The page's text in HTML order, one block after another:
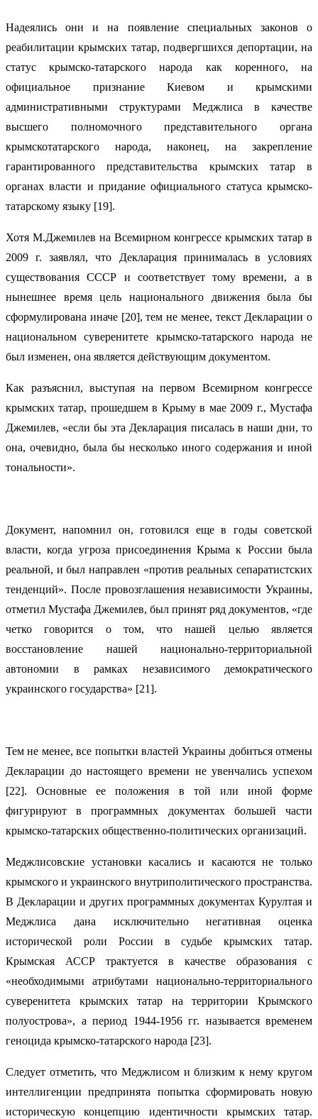
Надеялись они и на появление специальных законов о
реабилитации крымских татар, подвергшихся депортации, на
статус крымско-татарского народа как коренного, на
официальное признание Киевом и крымскими
административными структурами Меджлиса в качестве
высшего полномочного представительного органа
крымскотатарского народа, наконец, на закрепление
гарантированного представительства крымских татар в
органах власти и придание официального статуса крымско-
татарскому языку [19].
Хотя М.Джемилев на Всемирном конгрессе крымских татар в
2009 г. заявлял, что Декларация принималась в условиях
существования СССР и соответствует тому времени, а в
нынешнее время цель национального движения была бы
сформулирована иначе [20], тем не менее, текст Декларации о
национальном суверенитете крымско-татарского народа не
был изменен, она является действующим документом.
Как разъяснил, выступая на первом Всемирном конгрессе
крымских татар, прошедшем в Крыму в мае 2009 г., Мустафа
Джемилев, «если бы эта Декларация писалась в наши дни, то
она, очевидно, была бы несколько иного содержания и иной
тональности».
Документ, напомнил он, готовился еще в годы советской
власти, когда угроза присоединения Крыма к России была
реальной, и был направлен «против реальных сепаратистских
тенденций». После провозглашения независимости Украины,
отметил Мустафа Джемилев, был принят ряд документов, «где
четко говорится о том, что нашей целью является
восстановление нашей национально-территориальной
автономии в рамках независимого демократического
украинского государства» [21].
Тем не менее, все попытки властей Украины добиться отмены
Декларации до настоящего времени не увенчались успехом
[22]. Основные ее положения в той или иной форме
фигурируют в программных документах большей части
крымско-татарских общественно-политических организаций.
Меджлисовские установки касались и касаются не только
крымского и украинского внутриполитического пространства.
В Декларации и других программных документах Курултая и
Меджлиса дана исключительно негативная оценка
исторической роли России в судьбе крымских татар.
Крымская АССР трактуется в качестве образования с
«необходимыми атрибутами национально-территориального
суверенитета крымских татар на территории Крымского
полуострова», а период 1944-1956 гг. называется временем
геноцида крымско-татарского народа [23].
Следует отметить, что Меджлисом и близким к нему кругом
интеллигенции предпринята попытка сформировать новую
историческую концепцию идентичности крымских татар.